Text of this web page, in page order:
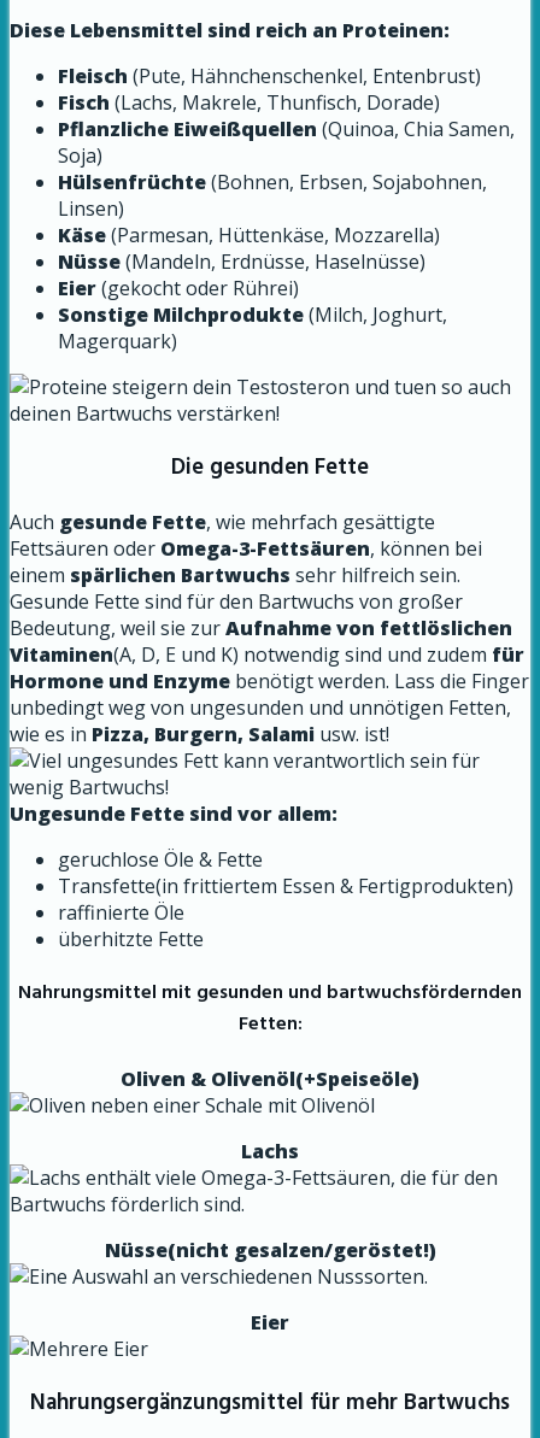
Diese Lebensmittel sind reich an Proteinen:
Fleisch (Pute, Hähnchenschenkel, Entenbrust)
Fisch (Lachs, Makrele, Thunfisch, Dorade)
Pflanzliche Eiweißquellen (Quinoa, Chia Samen,
Soja)
Hülsenfrüchte(Bohnen, Erbsen, Sojabohnen,
Linsen)
Käse(Parmesan, Hüttenkäse, Mozzarella)
Nüsse(Mandeln, Erdnüsse, Haselnüsse)
Eier(gekocht oder Rührei)
Sonstige Milchprodukte(Milch, Joghurt,
Magerquark)
Die gesunden Fette
Auch gesunde Fette, wie mehrfach gesättigte
Fettsäuren oder Omega-3-Fettsäuren, können bei
einem spärlichen Bartwuchs sehr hilfreich sein.
Gesunde Fette sind für den Bartwuchs von großer
Bedeutung, weil sie zurAufnahme von fettlöslichen
Vitaminen(A, D, E und K) notwendig sind und zudem für
Hormone und Enzyme benötigt werden. Lass die Finger
unbedingt weg von ungesunden und unnötigen Fetten,
wie es in Pizza, Burgern, Salami usw. ist!
Ungesunde Fette sind vor allem:
geruchlose Öle & Fette
Transfette(in frittiertem Essen & Fertigprodukten)
raffinierte Öle
überhitzte Fette
Nahrungsmittel mit gesunden und bartwuchsfördernden
Fetten:
Oliven & Olivenöl(+Speiseöle)
Lachs
Nüsse(nicht gesalzen/geröstet!)
Eier
Nahrungsergänzungsmittel für mehr Bartwuchs